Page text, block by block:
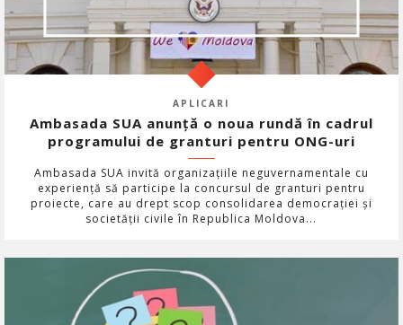
APLICARI
Ambasada SUA anunță o noua rundă în cadrul
programului de granturi pentru ONG-uri
Ambasada SUA invită organizațiile neguvernamentale cu
experiență să participe la concursul de granturi pentru
proiecte, care au drept scop consolidarea democrației și
societății civile în Republica Moldova...